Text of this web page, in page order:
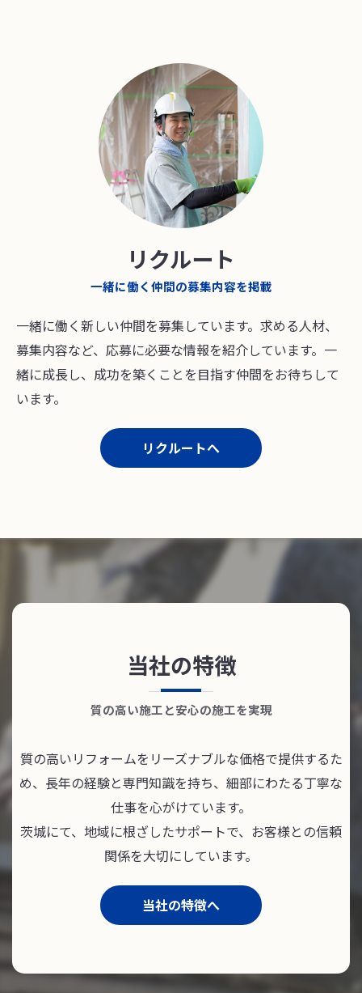
リクルート
一緒に働く仲間の募集内容を掲載
一緒に働く新しい仲間を募集しています。求める人材、
募集内容など、応募に必要な情報を紹介しています。一
緒に成長し、成功を築くことを目指す仲間をお待ちして
います。
リクルートへ
質の高い施工と安心の施工を実現
当社の特徴
質の高いリフォームをリーズナブルな価格で提供するた
め、長年の経験と専門知識を持ち、細部にわたる丁寧な
仕事を心がけています。
茨城にて、地域に根ざしたサポートで、お客様との信頼
関係を大切にしています。
当社の特徴へ